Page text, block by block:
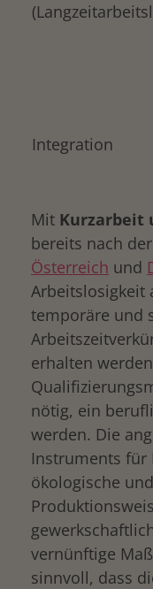
Integration
Mit Kurzarbeit
bereits nach
Österreich und
Arbeitslosigkeit
temporäre und
erhalten
nötig, ein
werden. Die
Instruments für
ökologische
vernünftige
sinnvoll, dass